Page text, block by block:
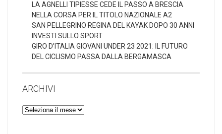
LA AGNELLI TIPIESSE CEDE IL PASSO A BRESCIA
NELLA CORSA PER IL TITOLO NAZIONALE A2
SAN PELLEGRINO REGINA DEL KAYAK DOPO 30 ANNI
INVESTI SULLO SPORT
GIRO D’ITALIA GIOVANI UNDER 23 2021: IL FUTURO
DEL CICLISMO PASSA DALLA BERGAMASCA
ARCHIVI
Archivi